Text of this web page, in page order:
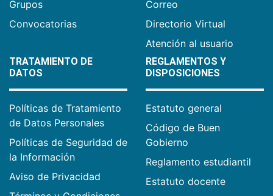
Grupos
Convocatorias
Correo
Directorio Virtual
Atención al usuario
TRATAMIENTO DE
DATOS
Políticas de Tratamiento
de Datos Personales
Políticas de Seguridad de
la Información
Aviso de Privacidad
REGLAMENTOS Y
DISPOSICIONES
Estatuto general
Código de Buen
Gobierno
Reglamento estudiantil
Estatuto docente